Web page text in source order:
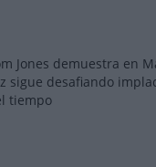
Jones demuestra en
sigue desafiando
tiempo